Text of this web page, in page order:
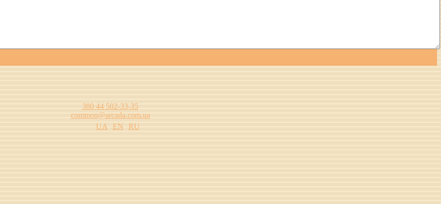
380 44 502-33-35
common@arcada.com.ua
UA
EN
RU